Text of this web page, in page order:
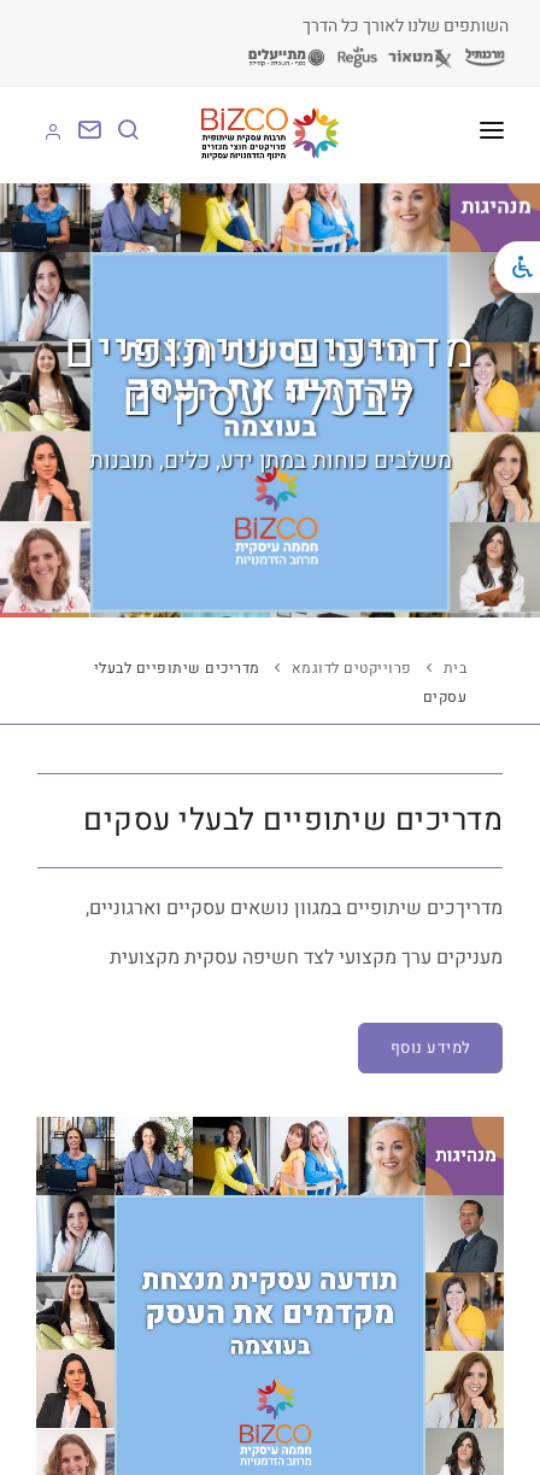
השותפים שלנו לאורך כל הדרך
על BIZCO
BIZCO לעסקים
BIZCO לרשויות
BIZCO לארגונים
BIZCO לעמותות
לומדים עם BIZCO
מדריכים שיתופיים
לבעלי עסקים
משלבים כוחות במתן ידע, כלים, תובנות
בית פרוייקטים לדוגמא
מדריכים שיתופיים לבעלי
עסקים
מדריכים שיתופיים לבעלי עסקים
מדריךכים שיתופיים במגוון נושאים עסקיים וארגוניים,
מעניקים ערך מקצועי לצד חשיפה עסקית מקצועית
למידע נוסף